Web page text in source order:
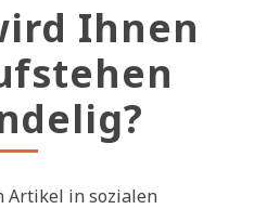
Ihnen
Artikel in sozialen